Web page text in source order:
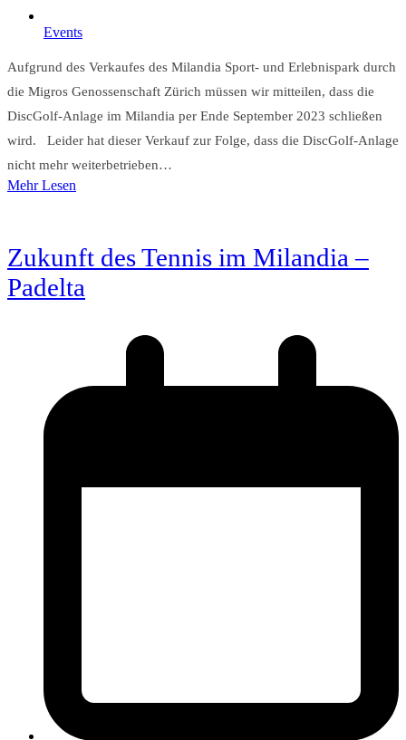
Events
Aufgrund des Verkaufes des Milandia Sport- und Erlebnispark durch
die Migros Genossenschaft Zürich müssen wir mitteilen, dass die
DiscGolf-Anlage im Milandia per Ende September 2023 schließen
wird. Leider hat dieser Verkauf zur Folge, dass die DiscGolf-Anlage
nicht mehr weiterbetrieben…
Mehr Lesen
Zukunft des Tennis im Milandia –
Padelta